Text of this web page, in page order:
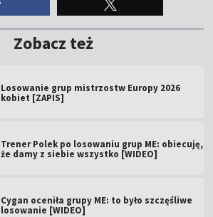
Zobacz też
Losowanie grup mistrzostw Europy 2026
kobiet [ZAPIS]
Trener Polek po losowaniu grup ME: obiecuję,
że damy z siebie wszystko [WIDEO]
Cygan oceniła grupy ME: to było szczęśliwe
losowanie [WIDEO]